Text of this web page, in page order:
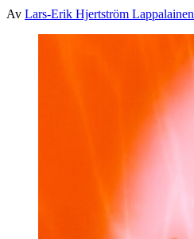
Av Lars-Erik Hjertström Lappalainen